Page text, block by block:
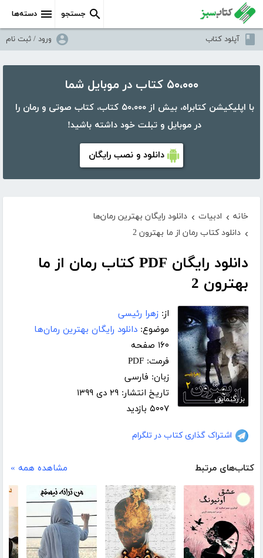
دسته‌ها جستجو
آپلود کتاب ورود / ثبت نام
۵۰،۰۰۰ کتاب در موبایل شما
با اپلیکیشن کتابراه، بیش از ۵۰،۰۰۰ کتاب، کتاب صوتی و رمان را
در موبایل و تبلت خود داشته باشید!
دانلود و نصب رایگان
خانه › ادبیات › دانلود رایگان بهترین رمان‌ها
› دانلود کتاب رمان از ما بهترون 2
دانلود رایگان PDF کتاب رمان از ما
بهترون 2
بزرگنمایی
از: زهرا رئیسی
موضوع: دانلود رایگان بهترین رمان‌ها
۱۶۰ صفحه
فرمت: PDF
زبان: فارسی
تاریخ انتشار: ۲۹ دی ۱۳۹۹
۵۰۰۷ بازدید
اشتراک گذاری کتاب در تلگرام
کتاب‌های مرتبط مشاهده همه »